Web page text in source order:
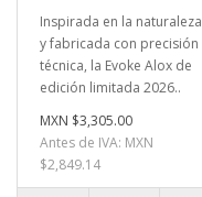
Inspirada en la naturaleza
y fabricada con precisión
técnica, la Evoke Alox de
edición limitada 2026..
MXN $3,305.00
Antes de IVA: MXN
$2,849.14